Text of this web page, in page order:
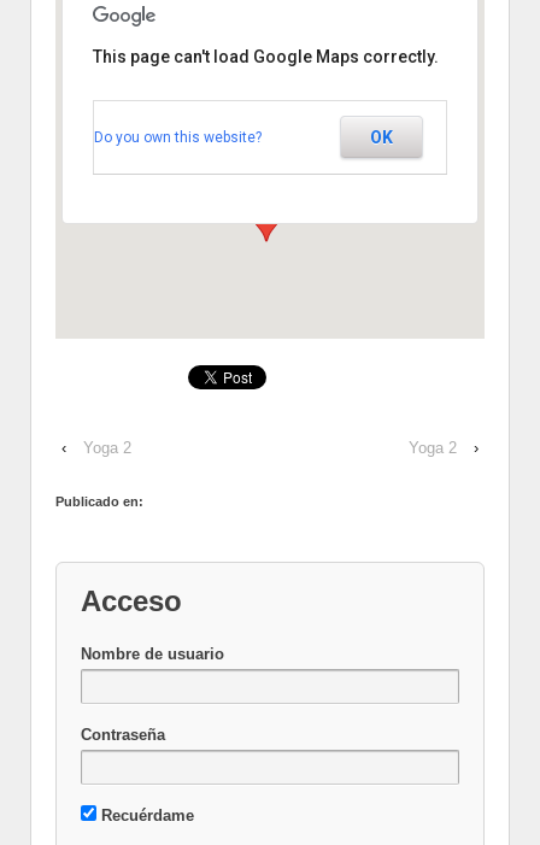
Esclerosis Multiple
Avenida de la Constitucion 17, -
Segovia
This page can't load Google Maps correctly.
Do you own this website? OK
‹ Yoga 2 Yoga 2 ›
Publicado en:
Acceso
Nombre de usuario
Contraseña
Recuérdame